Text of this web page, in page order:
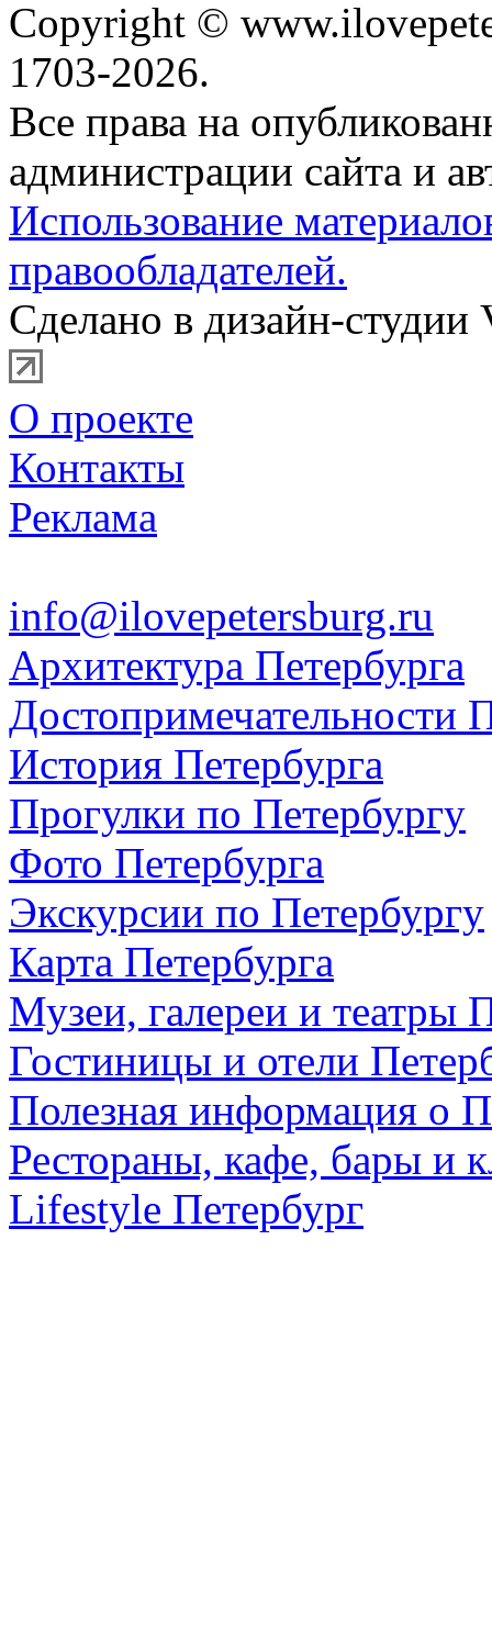
Copyright ©
1703-2026.
Все права на
администрации сайта и
Использование
правообладателей.
Сделано в дизайн-студии
О проекте
Контакты
Реклама
info@ilovepetersburg.ru
Архитектура Петербурга
Достопримечательности
История Петербурга
Прогулки по Петербургу
Фото Петербурга
Экскурсии по Петербургу
Карта Петербурга
Музеи, галереи и театры
Гостиницы и отели
Полезная информация о
Рестораны, кафе, бары и
Lifestyle Петербург